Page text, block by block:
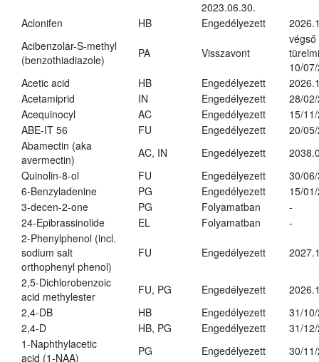
2023.06.30.
Aclonifen
HB Engedélyezett
Acibenzolar-S-methyl
(benzothiadiazole)
PA Visszavont
végső
10/
Acetic acid
HB Engedélyezett
Acetamiprid
IN Engedélyezett
28/
Acequinocyl
AC Engedélyezett
15/
ABE-IT 56
FU Engedélyezett
20/
Abamectin (aka
avermectin)
AC, IN Engedélyezett
Quinolin-8-ol
FU Engedélyezett
30/
6-Benzyladenine
PG Engedélyezett
15/
3-decen-2-one
PG Folyamatban
-
24-Epibrassinolide
EL Folyamatban
-
2-Phenylphenol (incl.
sodium salt
orthophenyl phenol)
FU Engedélyezett
2,5-Dichlorobenzoic
acid methylester
FU, PG Engedélyezett
2,4-DB
HB Engedélyezett
31/
2,4-D
HB, PG Engedélyezett
31/
1-Naphthylacetic
acid (1-NAA)
PG Engedélyezett
30/